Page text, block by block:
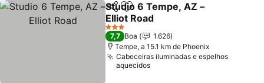
PartilharAdicionar aos favoritos
Studio 6 Tempe, AZ –
Elliot Road
3 Estrelas
7,7 Boa
1.626
Tempe, a 15.1 km de Phoenix
Cabeceiras iluminadas e espelhos
aquecidos